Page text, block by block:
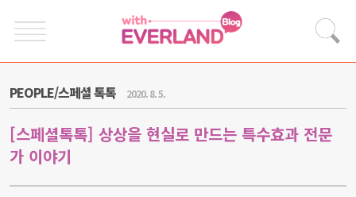
PEOPLE/스페셜 톡톡 2020. 8. 5.
[스페셜톡톡] 상상을 현실로 만드는 특수효과 전문
가 이야기